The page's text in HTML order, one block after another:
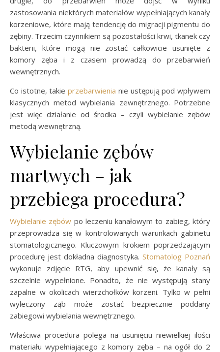
zastosowania niektórych materiałów wypełniających kanały
korzeniowe, które mają tendencję do migracji pigmentu do
zębiny. Trzecim czynnikiem są pozostałości krwi, tkanek czy
bakterii, które mogą nie zostać całkowicie usunięte z
komory zęba i z czasem prowadzą do przebarwień
wewnętrznych.
Co istotne, takieprzebarwienia nie ustępują pod wpływem
klasycznych metod wybielania zewnętrznego. Potrzebne
jest więc działanie od środka – czyli wybielanie zębów
metodą wewnętrzną.
Wybielanie zębów
martwych – jak
przebiega procedura?
Wybielanie zębów po leczeniu kanałowym to zabieg, który
przeprowadza się w kontrolowanych warunkach gabinetu
stomatologicznego. Kluczowym krokiem poprzedzającym
procedurę jest dokładna diagnostyka. Stomatolog Poznań
wykonuje zdjęcie RTG, aby upewnić się, że kanały są
szczelnie wypełnione. Ponadto, że nie występują stany
zapalne w okolicach wierzchołków korzeni. Tylko w pełni
wyleczony ząb może zostać bezpiecznie poddany
zabiegowi wybielania wewnętrznego.
Właściwa procedura polega na usunięciu niewielkiej ilości
materiału wypełniającego z komory zęba – na ogół do 2